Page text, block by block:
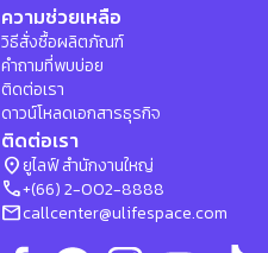
ความช่วยเหลือ
วิธีสั่งซื้อผลิตภัณฑ์
คำถามที่พบบ่อย
ติดต่อเรา
ดาวน์โหลดเอกสารธุรกิจ
ติดต่อเรา
location_onยูไลฟ์ สำนักงานใหญ่
phone+(66) 2-002-8888
mailcallcenter@ulifespace.com